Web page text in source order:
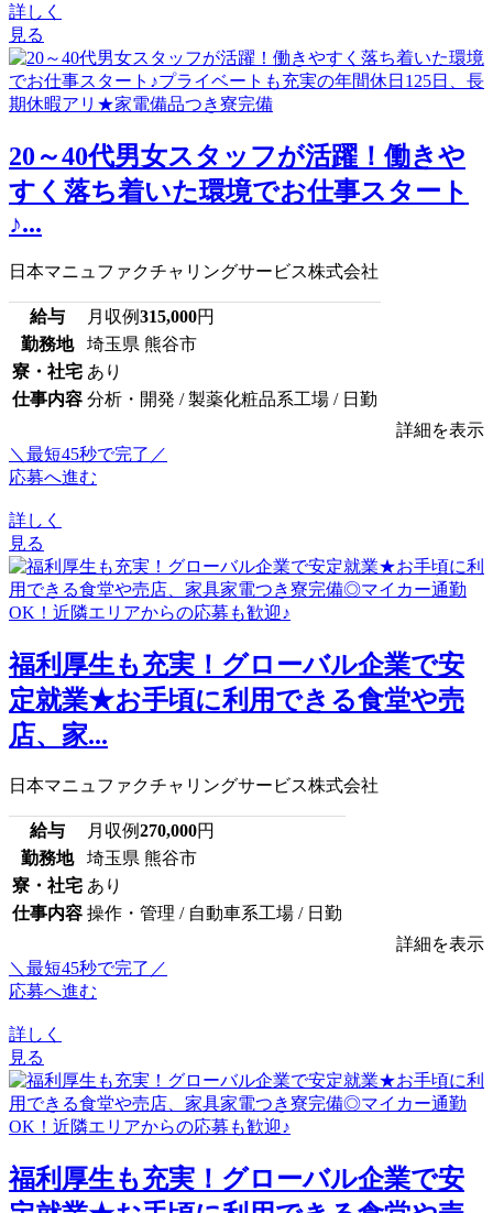
詳しく
見る
20～40代男女スタッフが活躍！働きや
すく落ち着いた環境でお仕事スタート
♪...
日本マニュファクチャリングサービス株式会社
給与 月収例315,000円
勤務地
埼玉県 熊谷市
寮・社宅 あり
仕事内容 分析・開発 / 製薬化粧品系工場 / 日勤
詳細を表示
＼最短45秒で完了／
応募へ進む
詳しく
見る
福利厚生も充実！グローバル企業で安
定就業★お手頃に利用できる食堂や売
店、家...
日本マニュファクチャリングサービス株式会社
給与 月収例270,000円
勤務地
埼玉県 熊谷市
寮・社宅 あり
仕事内容 操作・管理 / 自動車系工場 / 日勤
詳細を表示
＼最短45秒で完了／
応募へ進む
詳しく
見る
福利厚生も充実！グローバル企業で安